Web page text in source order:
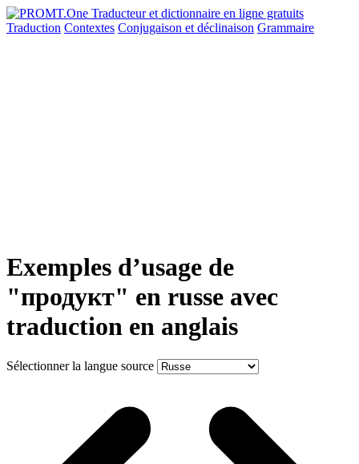
Traduction Contextes Conjugaison et déclinaison Grammaire
Exemples d’usage de
"продукт" en russe avec
traduction en anglais
Sélectionner la langue source